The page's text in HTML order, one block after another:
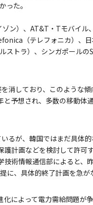
った。
ン）、AT&T・Tモバイル
（テレフォニカ）、
ストラ）、シンガポール
消しており、このような
と予想され、多数の移動
るが、韓国ではまだ具体
計画などを検討して許
技術情報通信部によると
に、具体的終了計画を急
によって電力需給問題が